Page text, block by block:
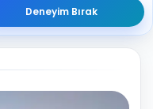
Deneyim Bırak